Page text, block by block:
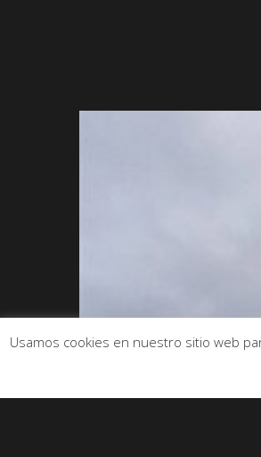
Usamos cookies en nuestro sitio web